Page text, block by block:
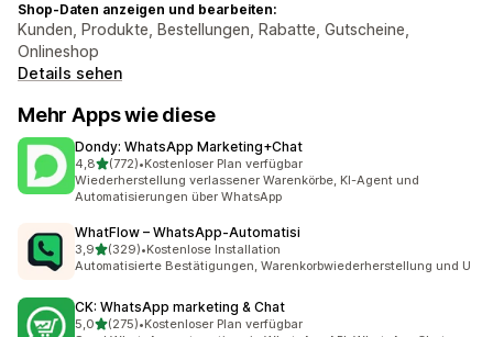
Shop-Daten anzeigen und bearbeiten:
Kunden, Produkte, Bestellungen, Rabatte, Gutscheine,
Onlineshop
Details sehen
Mehr Apps wie diese
Dondy: WhatsApp Marketing+Chat
4,8von 5 Sternen
(772)
772 Rezensionen insgesamt
•Kostenloser Plan verfügbar
Wiederherstellung verlassener Warenkörbe, KI-Agent und
Automatisierungen über WhatsApp
WhatFlow – WhatsApp‑Automatisi
3,9von 5 Sternen
(329)
329 Rezensionen insgesamt
•Kostenlose Installation
Automatisierte Bestätigungen, Warenkorbwiederherstellung und U
CK: WhatsApp marketing & Chat
5,0von 5 Sternen
(275)
275 Rezensionen insgesamt
•Kostenloser Plan verfügbar